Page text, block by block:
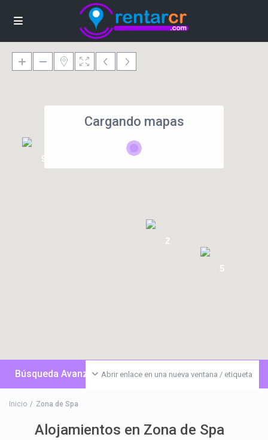
9
5
2
Cargando mapas
Abrir enlace en una nueva ventana / etiqueta
Búsqueda Avanzada
Inicio Zona de Spa
Alojamientos en Zona de Spa